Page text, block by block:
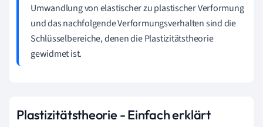
Umwandlung von elastischer zu plastischer Verformung
und das nachfolgende Verformungsverhalten sind die
Schlüsselbereiche, denen die Plastizitätstheorie
gewidmet ist.
Plastizitätstheorie - Einfach erklärt